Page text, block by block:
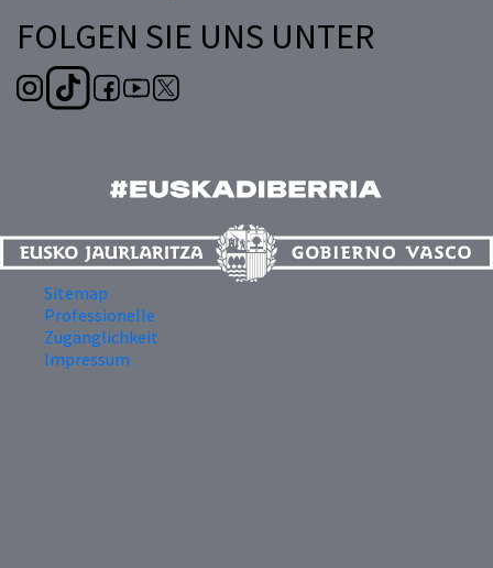
FOLGEN SIE UNS UNTER
Sitemap
Professionelle
Zugänglichkeit
Impressum